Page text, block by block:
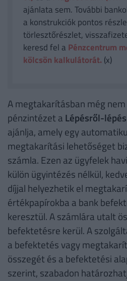
ajánlata sem. További
a konstrukciók pontos
törlesztőrészlet,
keresd fel a Pénzcentrum
kölcsön kalkulátorát. (x)
A megtakarításban még
pénzintézet a Lépésről-
ajánlja, amely egy
megtakarítási lehetőséget
számla. Ezen az ügyfelek
külön ügyintézés nélkül,
díjjal helyezhetik el
értékpapírokba a bank
keresztül. A számlára utalt
befektetésre kerül. A
a befektetés vagy
összegét és a befektetési
szerint, szabadon